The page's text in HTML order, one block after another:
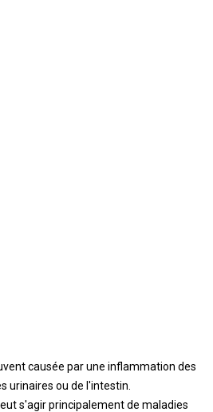
causée par une inflammation des
urinaires ou de l'intestin.
s'agir principalement de maladies